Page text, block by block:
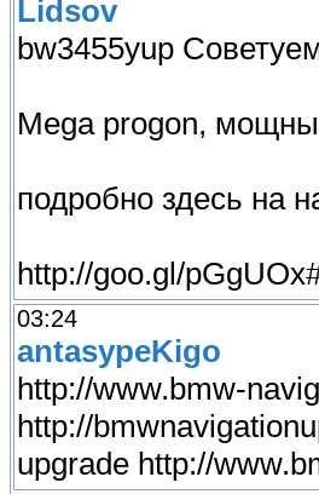
Lidsov
bw3455yup
Mega progon,
подробно здесь на
http://goo.gl/
03:24
antasypeKigo
http://www.bmw-
http://
upgrade http://